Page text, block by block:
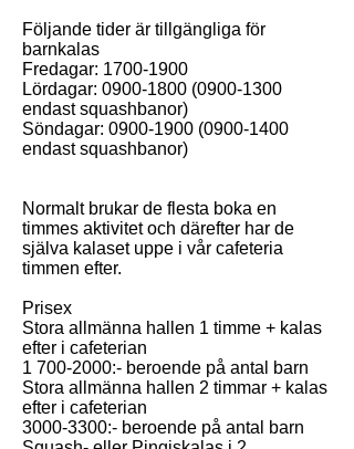
Följande tider är tillgängliga för
barnkalas
Fredagar: 1700-1900
Lördagar: 0900-1800 (0900-1300
endast squashbanor)
Söndagar: 0900-1900 (0900-1400
endast squashbanor)
Normalt brukar de flesta boka en
timmes aktivitet och därefter har de
själva kalaset uppe i vår cafeteria
timmen efter.
Prisex
Stora allmänna hallen 1 timme + kalas
efter i cafeterian
1 700-2000:- beroende på antal barn
Stora allmänna hallen 2 timmar + kalas
efter i cafeterian
3000-3300:- beroende på antal barn